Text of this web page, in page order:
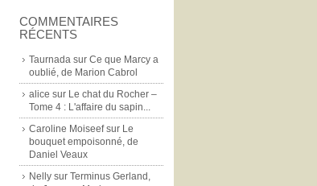
COMMENTAIRES
RÉCENTS
Taurnada sur Ce que Marcy a
oublié, de Marion Cabrol
alice sur Le chat du Rocher –
Tome 4 : L'affaire du sapin...
Caroline Moiseefsur Le
bouquet empoisonné, de
Daniel Veaux
Nelly sur Terminus Gerland,